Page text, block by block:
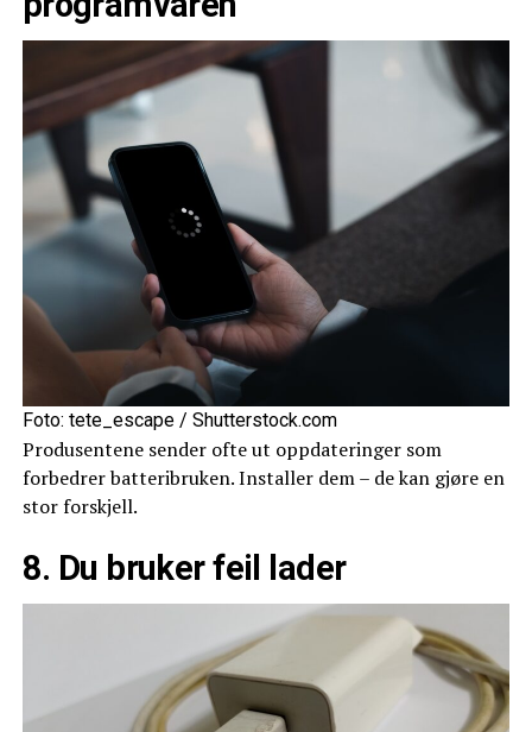
Foto: tete_escape / Shutterstock.com
Produsentene sender ofte ut oppdateringer som
forbedrer batteribruken. Installer dem – de kan gjøre en
stor forskjell.
8. Du bruker feil lader